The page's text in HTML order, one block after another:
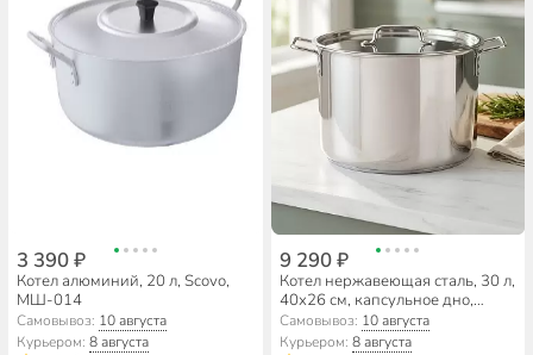
3 390 ₽
Котел алюминий, 20 л, Scovo,
МШ-014
Самовывоз: 10 августа
Курьером:8 августа
9 290 ₽
Котел нержавеющая сталь, 30 л,
40х26 см, капсульное дно,
Катунь, Общепит, КТ-ОБ-30 К
Самовывоз: 10 августа
Курьером: 8 августа